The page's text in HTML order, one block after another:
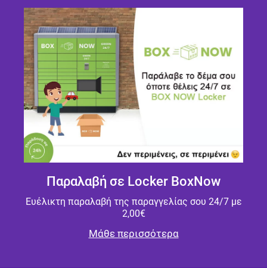
Παραλαβή σε Locker BoxNow
Ευέλικτη παραλαβή της παραγγελίας σου 24/7 με
2,00€
Μάθε περισσότερα